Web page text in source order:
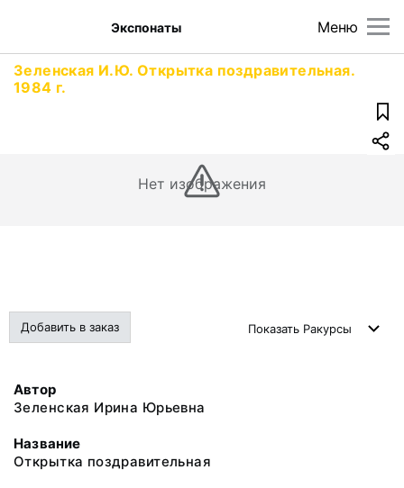
Меню
Экспонаты
Зеленская И.Ю. Открытка поздравительная.
1984 г.
Нет изображения
Добавить в заказ Показать Ракурсы
Автор
Зеленская Ирина Юрьевна
Название
Открытка поздравительная